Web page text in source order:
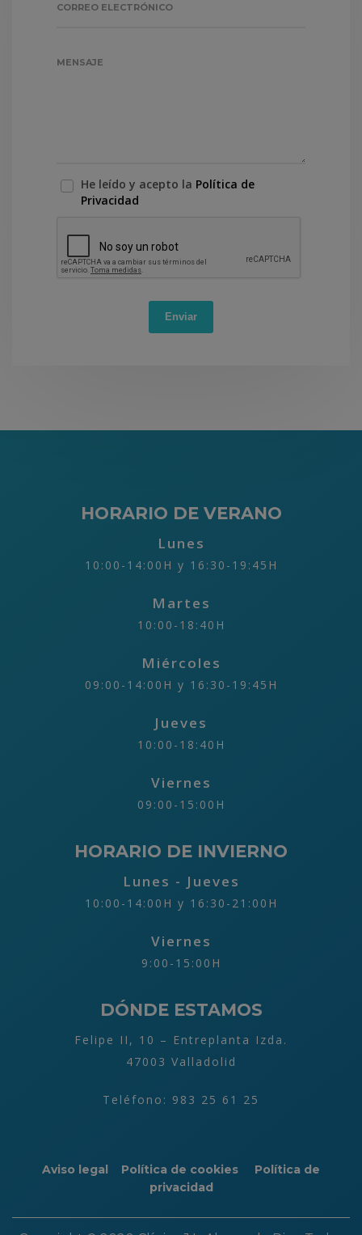
CORREO ELECTRÓNICO
MENSAJE
He leído y acepto la Política de
Privacidad
Enviar
HORARIO DE VERANO
Lunes
10:00-14:00H y 16:30-19:45H
Martes
10:00-18:40H
Miércoles
09:00-14:00H y 16:30-19:45H
Jueves
10:00-18:40H
Viernes
09:00-15:00H
HORARIO DE INVIERNO
Lunes - Jueves
10 :00 -14:00H y 16:30 -21 :00H
Viernes
9:00-15 :00H
DÓNDE ESTAMOS
Felipe II, 10 – Entreplanta Izda.
47003 Valladolid
Teléfono: 983 25 61 25
Aviso legal Política de cookies Política de
privacidad